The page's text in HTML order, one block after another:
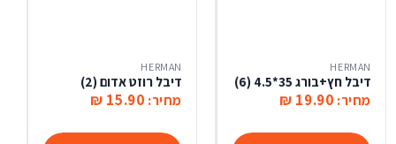
HERMAN
דיבל חץ+בורג 35*4.5 (6)
מחיר: 19.90 ₪
HERMAN
דיבל רוזט אדום (2)
מחיר: 15.90 ₪